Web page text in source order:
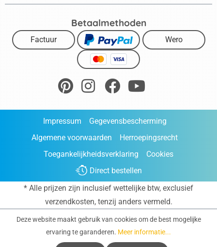
Betaalmethoden
Factuur Wero
Impressum
Gegevensbescherming
Algemene voorwaarden
Herroepingsrecht
Toegankelijkheidsverklaring
Cookies
Direct bestellen
* Alle prijzen zijn inclusief wettelijke btw, exclusief
verzendkosten, tenzij anders vermeld.
Deze website maakt gebruik van cookies om de best mogelijke
ervaring te garanderen. Meer informatie...